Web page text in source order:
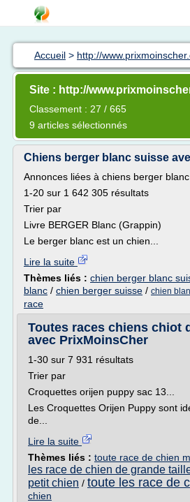
Accueil > http://
Site : http://
Classement : 27 / 665
9 articles sélectionnés
Chiens berger blanc suisse
Annonces liées à chiens berger
1-20 sur 1 642 305 résultats
Trier par
Livre BERGER Blanc (Grappin)
Le berger blanc est un chien...
Lire la suite
Thèmes liés : chien berger blanc
blanc / chien berger suisse / chien
race
Toutes races chiens chiot
avec PrixMoinsCher
1-30 sur 7 931 résultats
Trier par
Croquettes orijen puppy sac 13...
Les Croquettes Orijen Puppy sont
de...
Lire la suite
Thèmes liés : toute race de chien
les race de chien de grande
petit chien / toute les race de
chien